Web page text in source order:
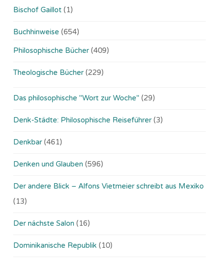
Bischof Gaillot (1)
Buchhinweise (654)
Philosophische Bücher (409)
Theologische Bücher (229)
Das philosophische "Wort zur Woche" (29)
Denk-Städte: Philosophische Reiseführer (3)
Denkbar (461)
Denken und Glauben (596)
Der andere Blick – Alfons Vietmeier schreibt aus Mexiko
(13)
Der nächste Salon (16)
Dominikanische Republik (10)